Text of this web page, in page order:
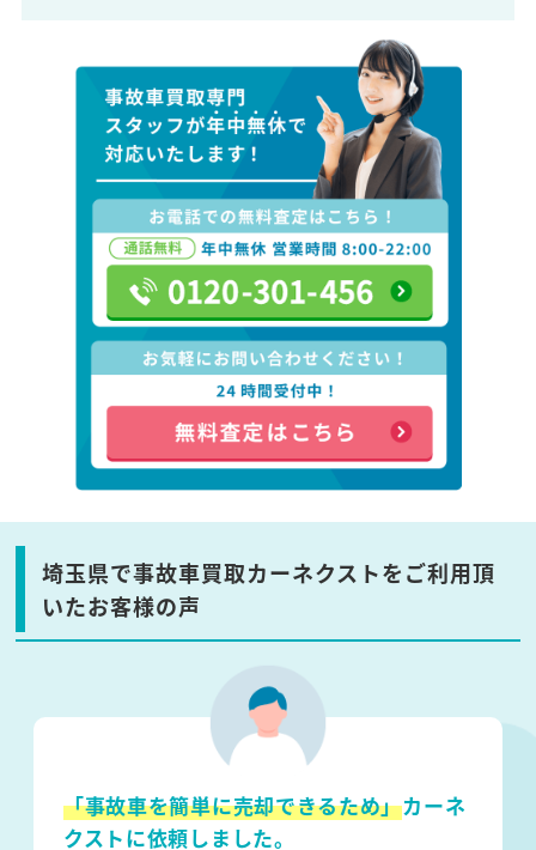
埼玉県で事故車買取カーネクストをご利用頂
いたお客様の声
「事故車を簡単に売却できるため」カーネ
クストに依頼しました。